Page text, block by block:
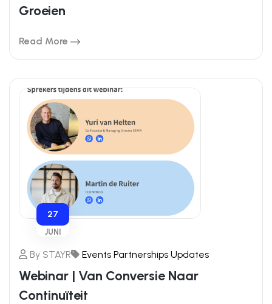
Groeien
Read More
By STAYR Events Partnerships Updates
Webinar | Van Conversie Naar
Continuïteit
27
JUNI